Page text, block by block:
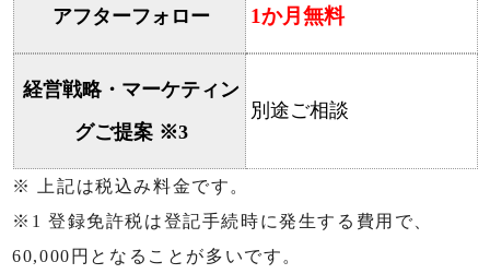
アフターフォロー 1か月無料
経営戦略・マーケティン
グご提案 ※3
別途ご相談
※ 上記は税込み料金です。
※1 登録免許税は登記手続時に発生する費用で、
60,000円となることが多いです。